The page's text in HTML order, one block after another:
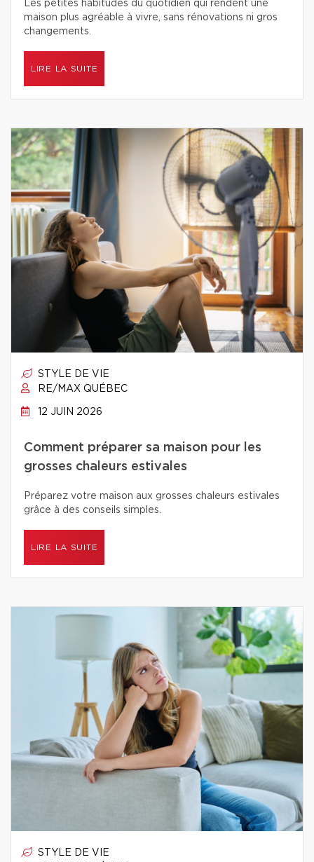
Les petites habitudes du quotidien qui rendent une
maison plus agréable à vivre, sans rénovations ni gros
changements.
LIRE LA SUITE
STYLE DE VIE
RE/MAX QUÉBEC
12 JUIN 2026
Comment préparer sa maison pour les
grosses chaleurs estivales
Préparez votre maison aux grosses chaleurs estivales
grâce à des conseils simples.
LIRE LA SUITE
STYLE DE VIE